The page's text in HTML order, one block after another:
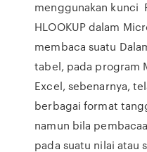
menggunakan kunci
HLOOKUP dalam
membaca suatu
tabel, pada program
Excel, sebenarnya,
berbagai format
namun bila
pada suatu nilai atau